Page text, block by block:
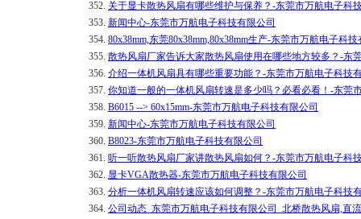
352. 关于显卡散热风扇有哪些维护与保养？-东莞市万航电子科
353. 新闻中心-东莞市万航电子科技有限公司
354. 80x38mm,东莞80x38mm,80x38mm生产-东莞市万航电子科
355. 散热风扇厂家告诉大家散热风扇使用在哪些地方较多？-东
356. 介绍一体机风扇具有哪些重要功能？-东莞市万航电子科技
357. 你知道一般的一体机风扇转速是多少吗？必看必看！-东莞
358. B6015 --> 60x15mm-东莞市万航电子科技有限公司
359. 新闻中心-东莞市万航电子科技有限公司
360. B8023-东莞市万航电子科技有限公司
361. 听一听散热风扇厂家讲散热风扇如何？-东莞市万航电子科
362. 显卡VGA散热器-东莞市万航电子科技有限公司
363. 分析一体机风扇转速应该如何调整？-东莞市万航电子科技
364. 公司动态_东莞市万航电子科技有限公司_北桥散热风扇,直